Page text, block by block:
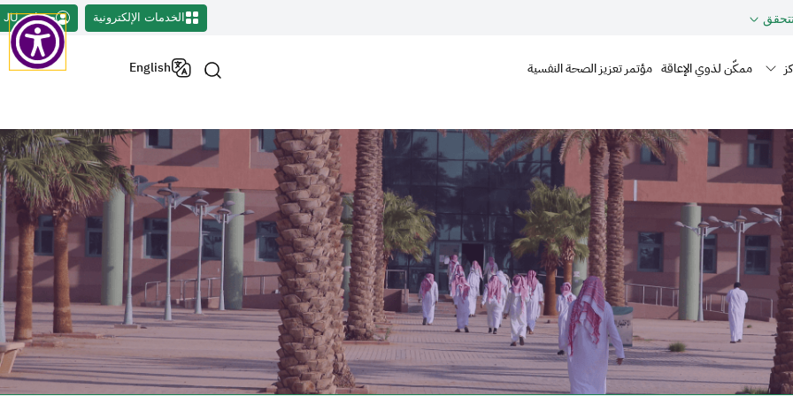
الخدمات الإلكترونية حسابي JU
ممكّن لذوي الإعاقة مؤتمر تعزيز الصحة النفسية English